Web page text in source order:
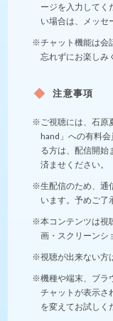
ージを入力してく
い場合は、メッセ
※チャット機能は会
忘れずにお楽しみ
注意事項
※ご視聴には、石原
hand」への有料
る方は、配信開始
済ませください。
※生配信のため、通
います。予めご了
※本コンテンツは視
画・スクリーンシ
※視聴が出来ない方
※機種や端末、ブラ
チャットが表示さ
を変えてお試しく